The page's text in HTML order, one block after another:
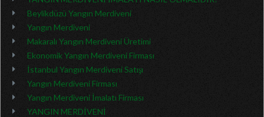
Beylikdüzü Yangın Merdiveni
Yangın Merdiveni
Makaralı Yangın Merdiveni Üretimi
Ekonomik Yangın Merdiveni Firması
İstanbul Yangın Merdiveni Satışı
Yangın Merdiveni Firması
Yangın Merdiveni İmalatı Firması
YANGIN MERDİVENİ